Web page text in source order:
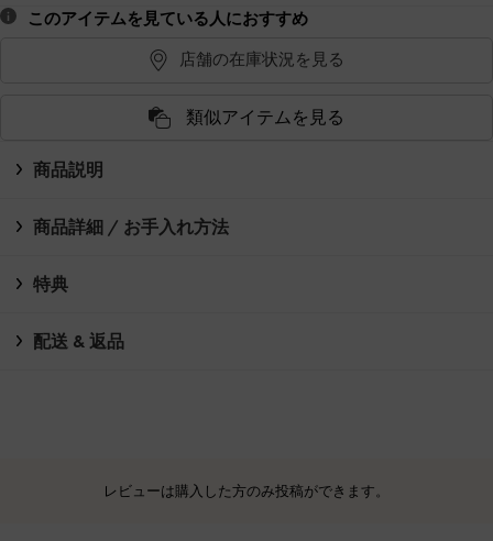
このアイテムを見ている人におすすめ
店舗の在庫状況を見る
類似アイテムを見る
商品説明
商品詳細 / お手入れ方法
特典
配送 & 返品
レビューは購入した方のみ投稿ができます。